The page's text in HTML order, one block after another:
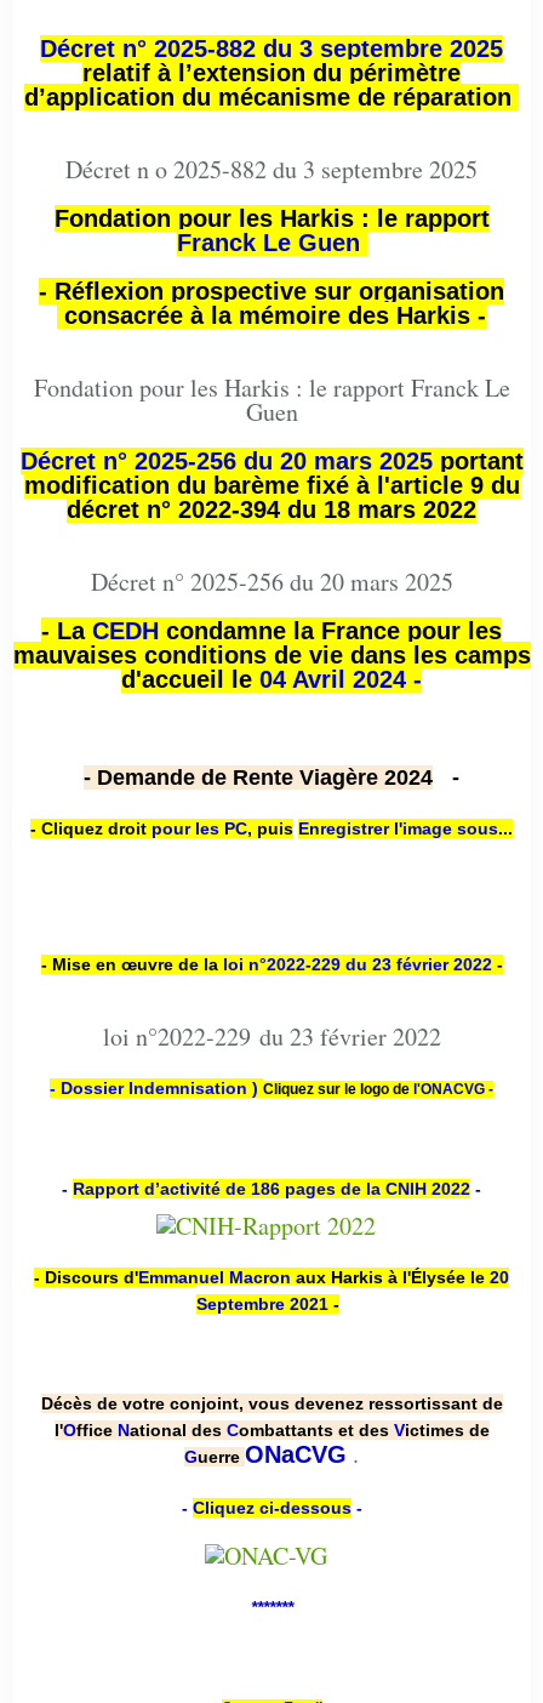
Décret n° 2025-882 du 3 septembre 2025
relatif à l’extension du périmètre
d’application du mécanisme de réparation
Décret n o 2025-882 du 3 septembre 2025
Fondation pour les Harkis : le rapport
Franck Le Guen
- Réflexion prospective sur organisation
consacrée à la mémoire des Harkis -
Fondation pour les Harkis : le rapport Franck Le
Guen
Décret n° 2025-256 du 20 mars 2025portant
modification du barème fixé à l'article 9 du
décret n° 2022-394 du 18 mars 2022
Décret n° 2025-256 du 20 mars 2025
- La CEDH condamne la France pour les
mauvaises conditions de vie dans les camps
d'accueil le 04 Avril 2024 -
- Demande de Rente Viagère 2024 -
- Cliquez droit pour les PC, puis Enregistrer l'image sous...
- Mise en œuvre de la loi n°2022-229 du 23 février 2022 -
loi n°2022-229 du 23 février 2022
- Dossier Indemnisation ) Cliquez sur le logo de l'ONACVG -
- Rapport d’activité de 186 pages de la CNIH 2022 -
- Discours d'Emmanuel Macron aux Harkis à l'Élysée le 20
Septembre 2021 -
Décès de votre conjoint, vous devenez ressortissant de
l'Office National des Combattants et des Victimes de
Guerre ONaCVG .
- Cliquez ci-dessous-
*******